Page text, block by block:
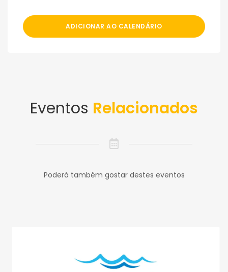
ADICIONAR AO CALENDÁRIO
Eventos Relacionados
Poderá também gostar destes eventos